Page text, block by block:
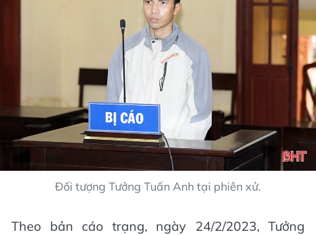
Đối tượng Tưởng Tuấn Anh tại phiên xử.
Theo bản cáo trạng, ngày 24/2/2023, Tưởng